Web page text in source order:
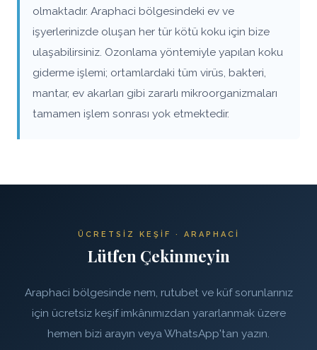
olmaktadır. Araphaci bölgesindeki ev ve
işyerlerinizde oluşan her tür kötü koku için bize
ulaşabilirsiniz. Ozonlama yöntemiyle yapılan koku
giderme işlemi; ortamlardaki tüm virüs, bakteri,
mantar, ev akarları gibi zararlı mikroorganizmaları
tamamen işlem sonrası yok etmektedir.
ÜCRETSIZ KEŞIF · ARAPHACI
Lütfen Çekinmeyin
Araphaci bölgesinde nem, rutubet ve küf sorunlarınız
için ücretsiz keşif imkânımızdan yararlanmak üzere
hemen bizi arayın veya WhatsApp'tan yazın.